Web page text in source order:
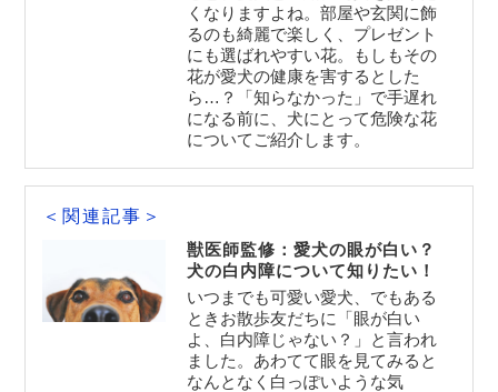
くなりますよね。部屋や玄関に飾
るのも綺麗で楽しく、プレゼント
にも選ばれやすい花。もしもその
花が愛犬の健康を害するとした
ら…？「知らなかった」で手遅れ
になる前に、犬にとって危険な花
についてご紹介します。
＜関連記事＞
獣医師監修：愛犬の眼が白い？
犬の白内障について知りたい！
いつまでも可愛い愛犬、でもある
ときお散歩友だちに「眼が白い
よ、白内障じゃない？」と言われ
ました。あわてて眼を見てみると
なんとなく白っぽいような気